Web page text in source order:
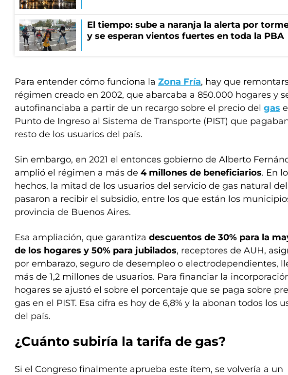
El tiempo: sube a naranja la alerta por
y se esperan vientos fuertes en toda la PBA
Para entender cómo funciona la Zona Fría, hay que
régimen creado en 2002, que abarcaba a 850.000 hogares y
autofinanciaba a partir de un recargo sobre el precio del gas
Punto de Ingreso al Sistema de Transporte (PIST) que
resto de los usuarios del país.
Sin embargo, en 2021 el entonces gobierno de Alberto
amplió el régimen a más de 4 millones de beneficiarios. En
hechos, la mitad de los usuarios del servicio de gas natural
pasaron a recibir el subsidio, entre los que están los
provincia de Buenos Aires.
Esa ampliación, que garantiza descuentos de 30% para la
de los hogares y 50% para jubilados, receptores de AUH,
por embarazo, seguro de desempleo o electrodependientes,
más de 1,2 millones de usuarios. Para financiar la
hogares se ajustó el sobre el porcentaje que se paga sobre
gas en el PIST. Esa cifra es hoy de 6,8% y la abonan todos los
del país.
¿Cuánto subiría la tarifa de gas?
Si el Congreso finalmente aprueba este ítem, se volvería a un